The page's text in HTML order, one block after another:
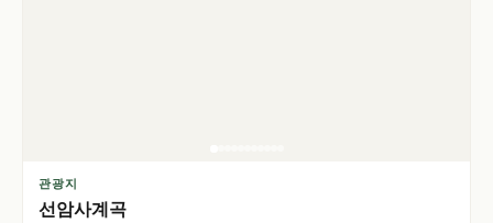
관광지
선암사계곡